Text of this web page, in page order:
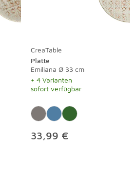
CreaTable
Platte
Emiliana Ø 33 cm
+ 4 Varianten
sofort verfügbar
33,99 €